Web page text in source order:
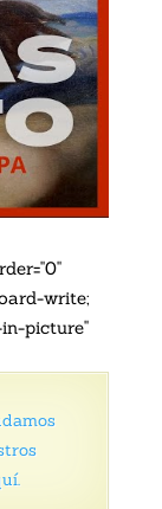
write;
picture"